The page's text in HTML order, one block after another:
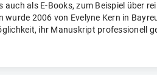
auch als E-Books, zum Beispiel über
wurde 2006 von Evelyne Kern in
ihr Manuskript professionell